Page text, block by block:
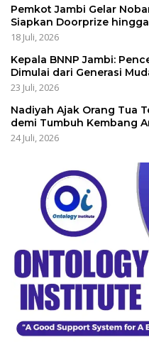
Pemkot Jambi Gelar
Siapkan Doorprize
18 Juli, 2026
Kepala BNNP Jambi:
Dimulai dari Generasi
23 Juli, 2026
Nadiyah Ajak Orang Tua
demi Tumbuh Kembang
24 Juli, 2026